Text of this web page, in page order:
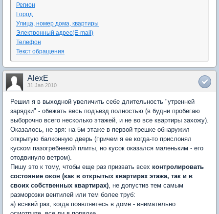
Регион
Город
Улица, номер дома, квартиры
Электронный адрес(E-mail)
Телефон
Текст обращения
AlexE
31 Jan 2010
Решил я в выходной увеличить себе длительность "утренней
зарядки" - обежать весь подъезд полностью (в будни пробегаю
выборочно всего несколько этажей, и не во все квартиры захожу).
Оказалось, не зря: на 5м этаже в первой трешке обнаружил
открытую балконную дверь (причем я ее когда-то прислонял
куском пазогребневой плиты, но кусок оказался маленьким - его
отодвинуло ветром).
Пишу это к тому, чтобы еще раз призвать всех контролировать
состояние окон (как в открытых квартирах этажа, так и в
своих собственных квартирах), не допустив тем самым
разморозки вентилей или тем более труб:
а) всякий раз, когда появляетесь в доме - внимательно